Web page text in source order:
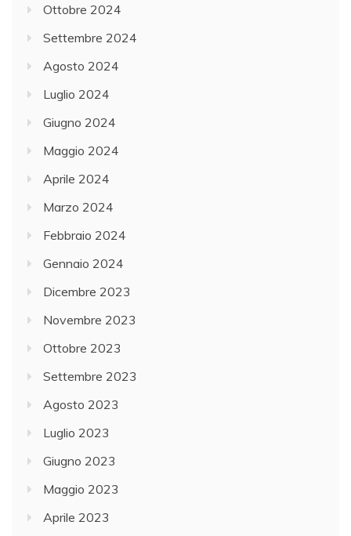
Ottobre 2024
Settembre 2024
Agosto 2024
Luglio 2024
Giugno 2024
Maggio 2024
Aprile 2024
Marzo 2024
Febbraio 2024
Gennaio 2024
Dicembre 2023
Novembre 2023
Ottobre 2023
Settembre 2023
Agosto 2023
Luglio 2023
Giugno 2023
Maggio 2023
Aprile 2023